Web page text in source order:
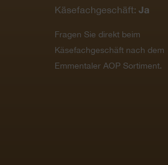
Käsefachgeschäft: Ja
Fragen Sie direkt beim
Käsefachgeschäft nach dem
Emmentaler AOP Sortiment.